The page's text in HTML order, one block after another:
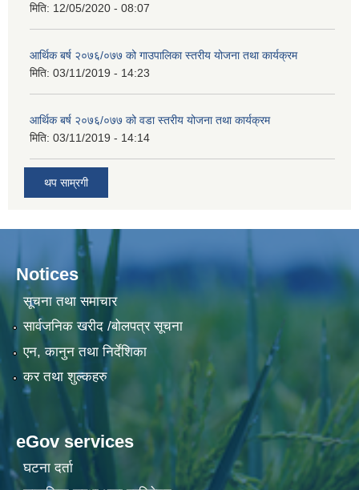
मिति: 12/05/2020 - 08:07
आर्थिक बर्ष २०७६/०७७ को गाउपालिका स्तरीय योजना तथा कार्यक्रम
मिति: 03/11/2019 - 14:23
आर्थिक बर्ष २०७६/०७७ को वडा स्तरीय योजना तथा कार्यक्रम
मिति: 03/11/2019 - 14:14
थप साम्रगी
Notices
सूचना तथा समाचार
सार्वजनिक खरीद /बोलपत्र सूचना
एन, कानुन तथा निर्देशिका
कर तथा शुल्कहरु
eGov services
घटना दर्ता